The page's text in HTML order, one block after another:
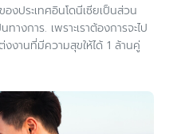
งประเทศอินโดนีเซียเป็นส่วน
งการ. เพราะเราต้องการจะไป
งงานที่มีความสุขให้ได้ 1 ล้านคู่